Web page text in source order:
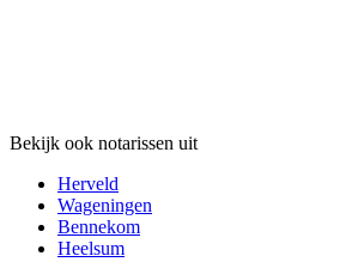
Bekijk ook notarissen uit
Herveld
Wageningen
Bennekom
Heelsum